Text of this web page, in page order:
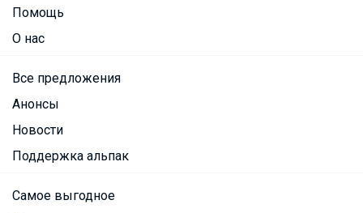
Помощь
О нас
Все предложения
Анонсы
Новости
Поддержка альпак
Самое выгодное